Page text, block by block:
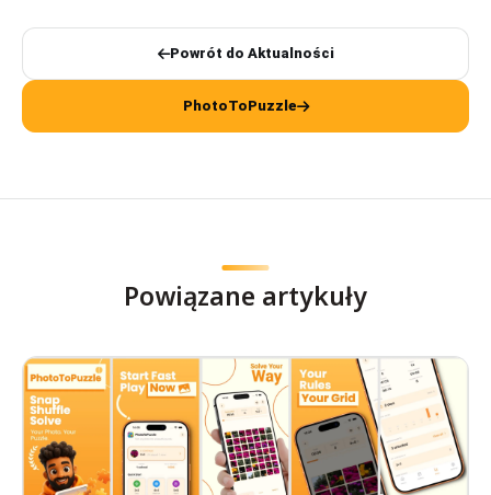
Powrót do Aktualności
PhotoToPuzzle
Powiązane artykuły